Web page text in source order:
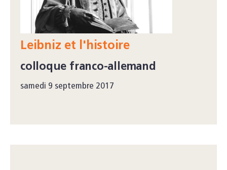
Leibniz et l'histoire
colloque franco-allemand
samedi 9 septembre 2017